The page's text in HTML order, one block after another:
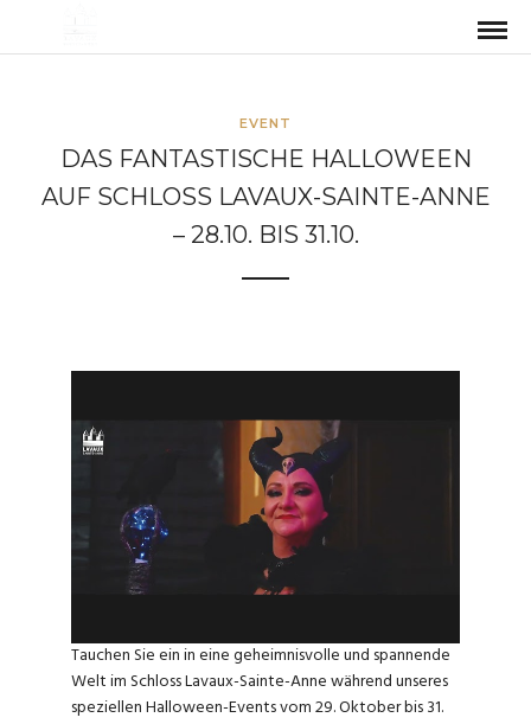
EVENT
DAS FANTASTISCHE HALLOWEEN
AUF SCHLOSS LAVAUX-SAINTE-ANNE
– 28.10. BIS 31.10.
Tauchen Sie ein in eine geheimnisvolle und spannende
Welt im Schloss Lavaux-Sainte-Anne während unseres
speziellen Halloween-Events vom 29. Oktober bis 31.